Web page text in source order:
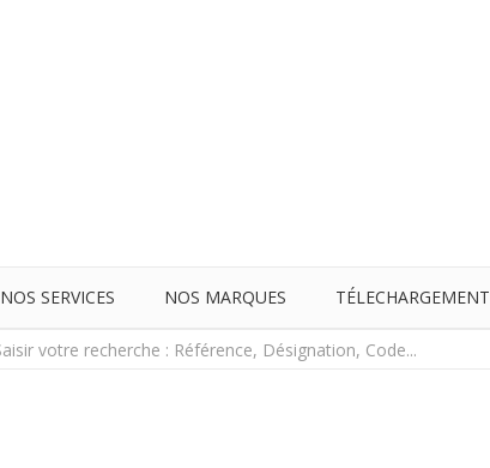
NOS SERVICES NOS MARQUES TÉLECHARGEMENT